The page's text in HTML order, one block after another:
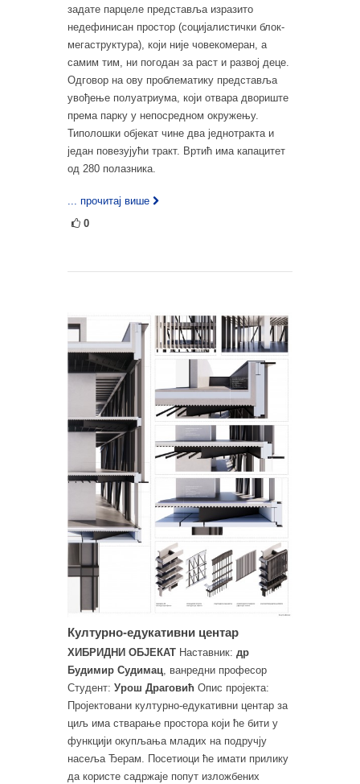
задате парцеле представља изразито
недефинисан простор (социјалистички блок-
мегаструктура), који није човекомеран, а
самим тим, ни погодан за раст и развој деце.
Одговор на ову проблематику представља
увођење полуатриума, који отвара двориште
према парку у непосредном окружењу.
Типолошки објекат чине два једнотракта и
један повезујући тракт. Вртић има капацитет
од 280 полазника.
... прочитај више
0
Културно-едукативни центар
ХИБРИДНИ ОБЈЕКАТ Наставник: др
Будимир Судимац, ванредни професор
Студент: Урош Драговић Опис пројекта:
Пројектовани културно-едукативни центар за
циљ има стварање простора који ће бити у
функцији окупљања младих на подручју
насеља Ђерам. Посетиоци ће имати прилику
да користе садржаје попут изложбених